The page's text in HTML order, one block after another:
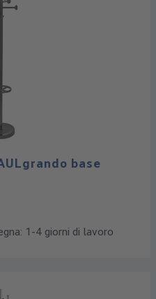
base
1-4 giorni di lavoro